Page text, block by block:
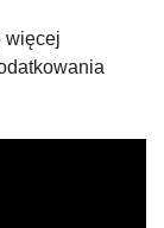
więcej